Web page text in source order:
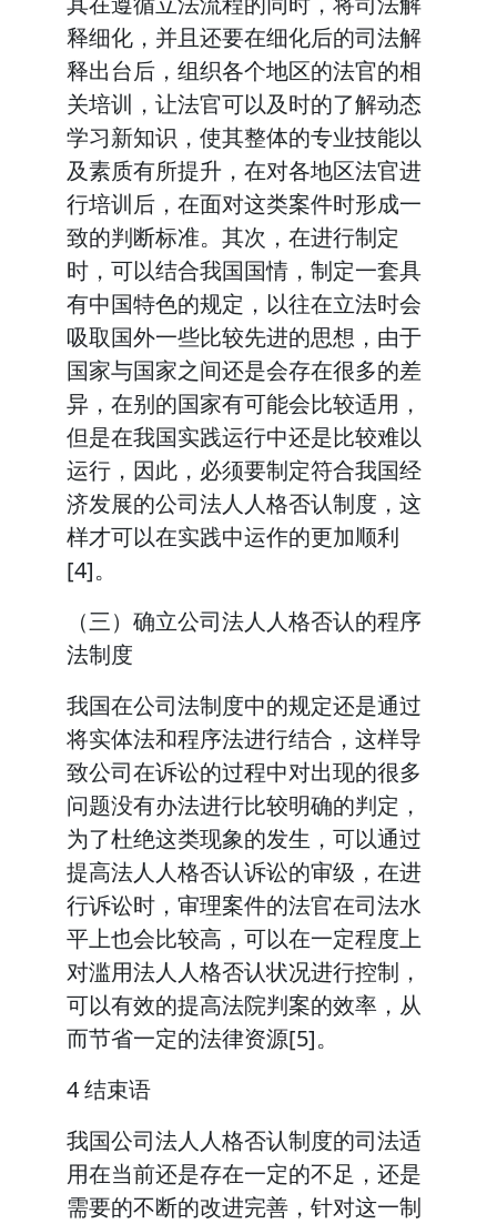
释细化，并且还要在细化后的司法解
释出台后，组织各个地区的法官的相
关培训，让法官可以及时的了解动态
学习新知识，使其整体的专业技能以
及素质有所提升，在对各地区法官进
行培训后，在面对这类案件时形成一
致的判断标准。其次，在进行制定
时，可以结合我国国情，制定一套具
有中国特色的规定，以往在立法时会
吸取国外一些比较先进的思想，由于
国家与国家之间还是会存在很多的差
异，在别的国家有可能会比较适用，
但是在我国实践运行中还是比较难以
运行，因此，必须要制定符合我国经
济发展的公司法人人格否认制度，这
样才可以在实践中运作的更加顺利
[4]。
（三）确立公司法人人格否认的程序
法制度
我国在公司法制度中的规定还是通过
将实体法和程序法进行结合，这样导
致公司在诉讼的过程中对出现的很多
问题没有办法进行比较明确的判定，
为了杜绝这类现象的发生，可以通过
提高法人人格否认诉讼的审级，在进
行诉讼时，审理案件的法官在司法水
平上也会比较高，可以在一定程度上
对滥用法人人格否认状况进行控制，
可以有效的提高法院判案的效率，从
而节省一定的法律资源[5]。
4 结束语
我国公司法人人格否认制度的司法适
用在当前还是存在一定的不足，还是
需要的不断的改进完善，针对这一制